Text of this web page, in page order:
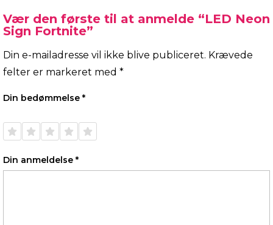
Vær den første til at anmelde “LED Neon
Sign Fortnite”
Din e-mailadresse vil ikke blive publiceret. Krævede
felter er markeret med *
Din bedømmelse *
Din anmeldelse *